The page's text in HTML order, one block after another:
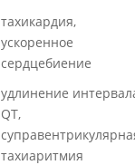
тахикардия,
ускоренное
сердцебиение
удлинение
QT,
тахиаритмия